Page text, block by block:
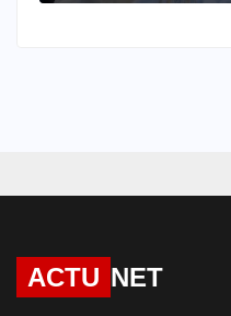
ACTU NET